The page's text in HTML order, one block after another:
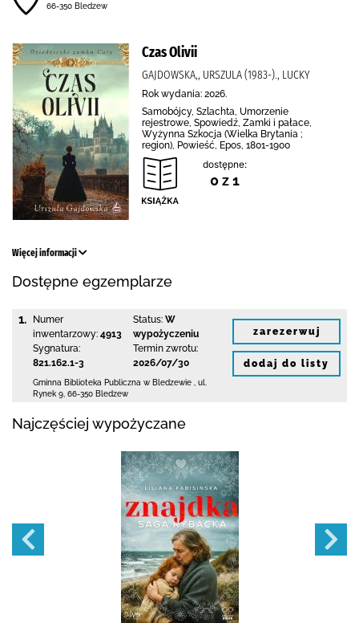
66-350 Bledzew
Czas Olivii
GAJDOWSKA,, URSZULA (1983-)., LUCKY
Rok wydania: 2026.
Samobójcy, Szlachta, Umorzenie
rejestrowe, Spowiedź, Zamki i pałace,
Wyżynna Szkocja (Wielka Brytania ;
region), Powieść, Epos, 1801-1900
dostępne:
0 z 1
Więcej informacji
Dostępne egzemplarze
1.
Numer
inwentarzowy: 4913
Sygnatura:
821.162.1-3
Status: W
wypożyczeniu
Termin zwrotu:
2026/07/30
Gminna Biblioteka Publiczna w Bledzewie
ul.
Rynek 9 66-350 Bledzew
zarezerwuj
dodaj do listy
Najczęściej wypożyczane